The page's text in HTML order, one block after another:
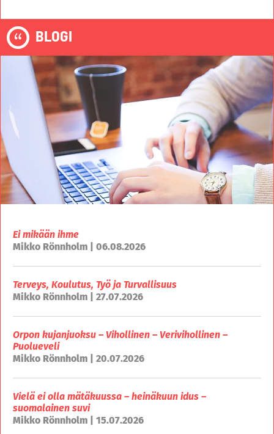
BLOGI
Ei mikään ihme
Mikko Rönnholm | 06.08.2026
Terveys, Koulutus, Työ ja Turvallisuus
Mikko Rönnholm | 27.07.2026
Orpon kujanjuoksu – Vihollinen – Verivihollinen –
Puolueveli
Mikko Rönnholm | 20.07.2026
Vielä ei olla mätäkuussa – heinäkuun idus –
suomalainen suvi
Mikko Rönnholm | 15.07.2026